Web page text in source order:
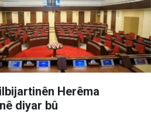
Herêma
diyar bû